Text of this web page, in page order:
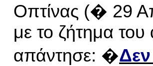
Οπτίνας (� 29
με το ζήτημα
απάντησε: �